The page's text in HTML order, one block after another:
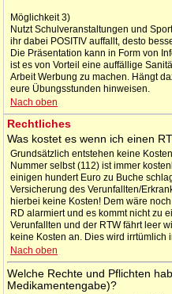
Möglichkeit 3)
Nutzt Schulveranstaltungen und
ihr dabei POSITIV auffallt, desto
Die Präsentation kann in Form von
ist es von Vorteil eine auffällige
Arbeit Werbung zu machen. Hängt
eure Übungsstunden hinweisen.
Nach oben
Rechtliches
Was kostet es wenn ich einen
Grundsätzlich entstehen keine
Nummer selbst (112) ist immer
einigen hundert Euro zu Buche
Versicherung des Verunfallten/
hierbei keine Kosten! Dem wäre
RD alarmiert und es kommt nicht zu
Verunfallten und der RTW fährt leer
keine Kosten an. Dies wird irrtümlich
Nach oben
Welche Rechte und Pflichten
Medikamentengabe)?